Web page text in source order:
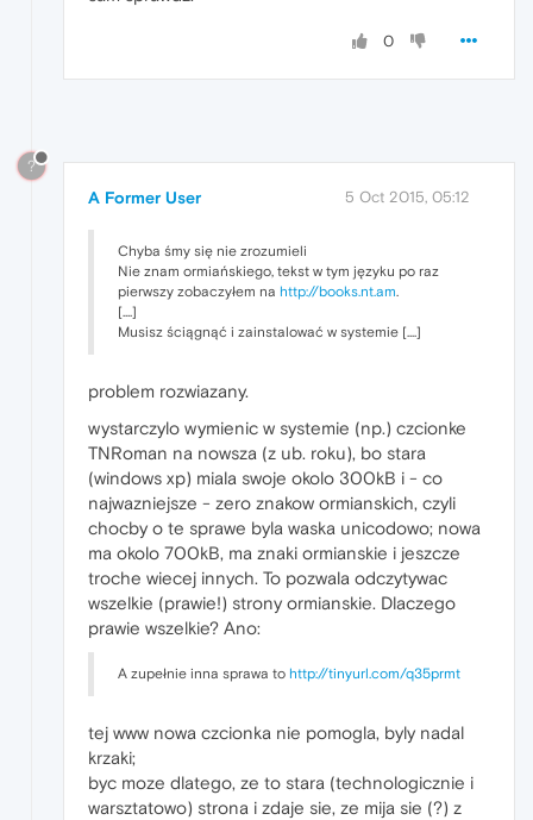
0
?
A Former User 5 Oct 2015, 05:12
Chyba śmy się nie zrozumieli
Nie znam ormiańskiego, tekst w tym języku po raz
pierwszy zobaczyłem na http://books.nt.am.
[....]
Musisz ściągnąć i zainstalować w systemie [....]
problem rozwiazany.
wystarczylo wymienic w systemie (np.) czcionke
TNRoman na nowsza (z ub. roku), bo stara
(windows xp) miala swoje okolo 300kB i - co
najwazniejsze - zero znakow ormianskich, czyli
chocby o te sprawe byla waska unicodowo; nowa
ma okolo 700kB, ma znaki ormianskie i jeszcze
troche wiecej innych. To pozwala odczytywac
wszelkie (prawie!) strony ormianskie. Dlaczego
prawie wszelkie? Ano:
A zupełnie inna sprawa to http://tinyurl.com/q35prmt
tej www nowa czcionka nie pomogla, byly nadal
krzaki;
byc moze dlatego, ze to stara (technologicznie i
warsztatowo) strona i zdaje sie, ze mija sie (?) z